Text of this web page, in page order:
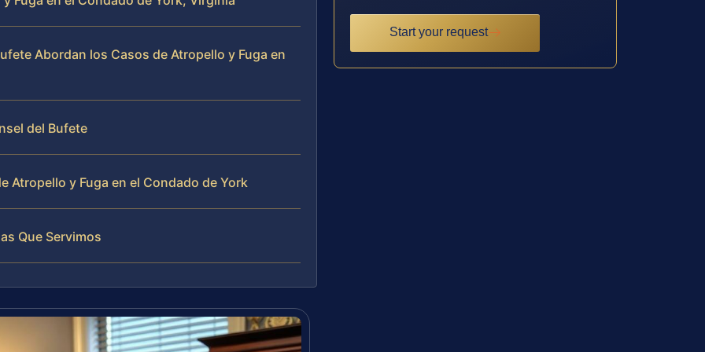
Abordan los Casos de Atropello y Fuga en
del Bufete
Atropello y Fuga en el Condado de York
Que Servimos
Start your request